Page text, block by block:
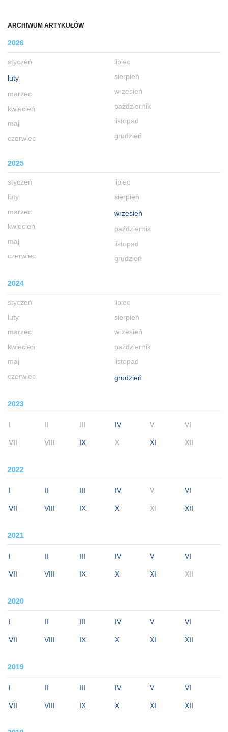
ARCHIWUM ARTYKUŁÓW
2026
styczeń
luty
marzec
kwiecień
maj
czerwiec
lipiec
sierpień
wrzesień
październik
listopad
grudzień
2025
styczeń
luty
marzec
kwiecień
maj
czerwiec
lipiec
sierpień
wrzesień
październik
listopad
grudzień
2024
styczeń
luty
marzec
kwiecień
maj
czerwiec
lipiec
sierpień
wrzesień
październik
listopad
grudzień
2023
I II III IV V VI
VII VIII IX X XI XII
2022
I II III IV V VI
VII VIII IX X XI XII
2021
I II III IV V VI
VII VIII IX X XI XII
2020
I II III IV V VI
VII VIII IX X XI XII
2019
I II III IV V VI
VII VIII IX X XI XII